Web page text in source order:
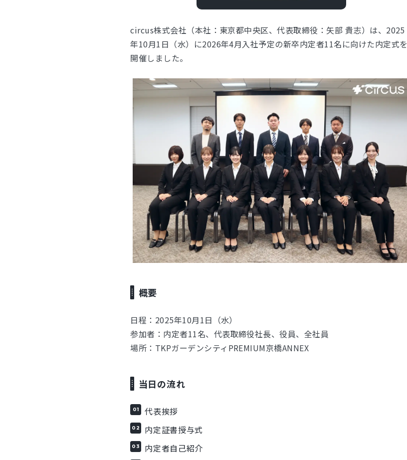
circus株式会社（本社：東京都中央区、代表取締役：矢部 貴志）は、2025
年10月1日（水）に2026年4月入社予定の新卒内定者11名に向けた内定式を
開催しました。
概要
日程：2025年10月1日（水）
参加者：内定者11名、代表取締役社長、役員、全社員
場所：TKPガーデンシティPREMIUM京橋ANNEX
当日の流れ
代表挨拶
内定証書授与式
内定者自己紹介